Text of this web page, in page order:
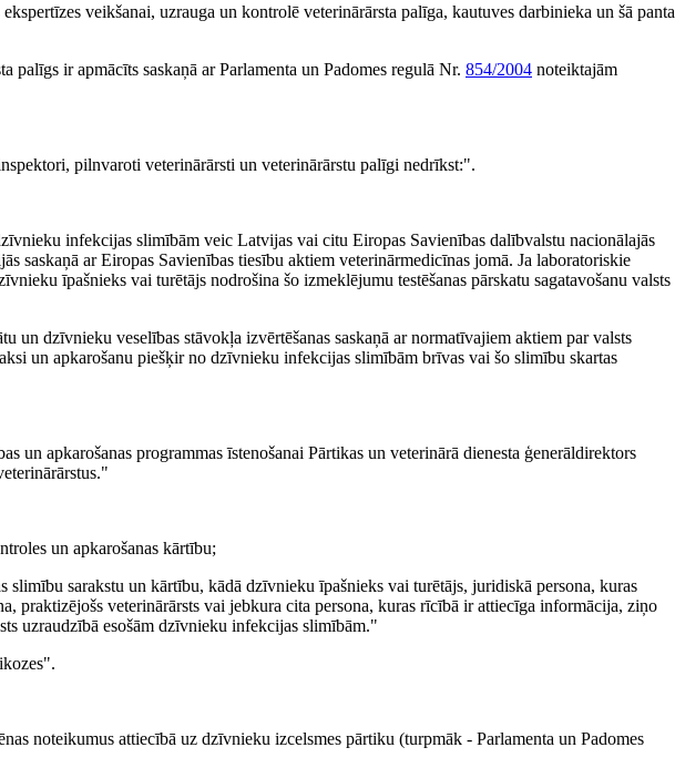
veikšanai, uzrauga un kontrolē veterinārārsta palīga, kautuves darbinieka un šā panta
palīgs ir apmācīts saskaņā ar Parlamenta un Padomes regulā Nr. 854/2004 noteiktajām
pilnvaroti veterinārārsti un veterinārārstu palīgi nedrīkst:".
infekcijas slimībām veic Latvijas vai citu Eiropas Savienības dalībvalstu nacionālajās
saskaņā ar Eiropas Savienības tiesību aktiem veterinārmedicīnas jomā. Ja laboratoriskie
īpašnieks vai turētājs nodrošina šo izmeklējumu testēšanas pārskatu sagatavošanu valsts
un dzīvnieku veselības stāvokļa izvērtēšanas saskaņā ar normatīvajiem aktiem par valsts
un apkarošanu piešķir no dzīvnieku infekcijas slimībām brīvas vai šo slimību skartas
un apkarošanas programmas īstenošanai Pārtikas un veterinārā dienesta ģenerāldirektors
un apkarošanas kārtību;
sarakstu un kārtību, kādā dzīvnieku īpašnieks vai turētājs, juridiskā persona, kuras
praktizējošs veterinārārsts vai jebkura cita persona, kuras rīcībā ir attiecīga informācija, ziņo
uzraudzībā esošām dzīvnieku infekcijas slimībām."
noteikumus attiecībā uz dzīvnieku izcelsmes pārtiku (turpmāk - Parlamenta un Padomes